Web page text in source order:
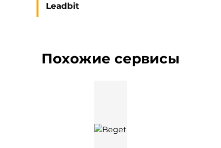
Leadbit
Похожие сервисы